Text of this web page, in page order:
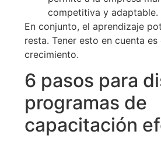
competitiva y adaptable.
En conjunto, el aprendizaje
resta. Tener esto en cuenta
crecimiento.
6 pasos para
programas de
capacitación